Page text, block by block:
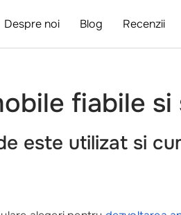
Despre noi Blog Recenzii
fiabile
este utilizat si